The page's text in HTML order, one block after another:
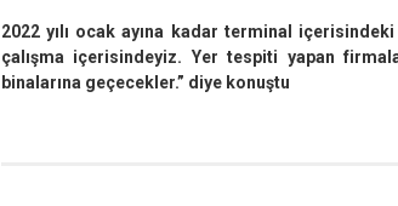
2022 yılı ocak ayına kadar terminal
çalışma içerisindeyiz. Yer tespiti yapan
binalarına geçecekler.” diye konuştu